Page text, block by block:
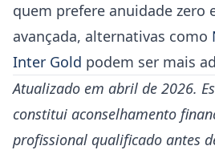
quem prefere anuidade zero
avançada, alternativas como
Inter Gold podem ser mais
Atualizado em abril de 2026.
constitui aconselhamento
profissional qualificado antes